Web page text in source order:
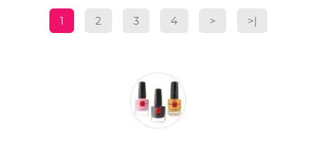
1 2 3 4 > >|